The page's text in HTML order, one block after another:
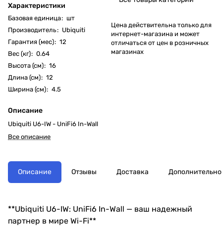
Характеристики
Базовая единица: шт
Производитель: Ubiquiti
Гарантия (мес): 12
Вес (кг): 0.64
Высота (см): 16
Длина (см): 12
Ширина (см): 4.5
Описание
Ubiquiti U6-IW - UniFi6 In-Wall
Все описание
Цена действительна только для
интернет-магазина и может
отличаться от цен в розничных
магазинах
Описание Отзывы Доставка Дополнительно
**Ubiquiti U6-IW: UniFi6 In-Wall — ваш надежный
партнер в мире Wi-Fi**